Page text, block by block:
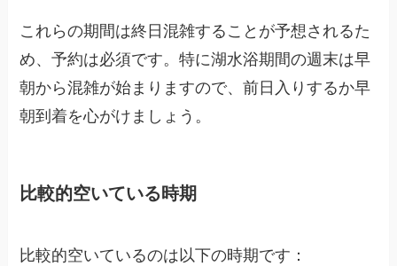
これらの期間は終日混雑することが予想されるた
め、予約は必須です。特に湖水浴期間の週末は早
朝から混雑が始まりますので、前日入りするか早
朝到着を心がけましょう。
比較的空いている時期
比較的空いているのは以下の時期です：